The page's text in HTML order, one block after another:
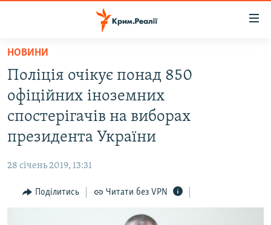
Перейти
основного
матеріалу
Перейти
до
основної
Перейти
пошуку
ВОДА.КРИМ
ВІДЕО ТА ФОТО
ІНТЕРВ'Ю
НОВИНИ
Поліція очікує понад 850
офіційних іноземних
спостерігачів на виборах
президента України
28 січень 2019, 13:31
Поділитись Читати без VPN